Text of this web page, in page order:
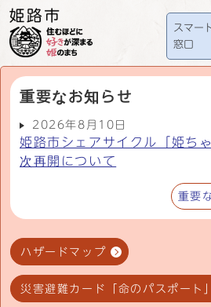
スマー
窓口
重要なお知らせ
2026年8月10日
姫路市シェアサイクル「姫ち
次再開について
重要
ハザードマップ
災害避難カード「命のパスポート」